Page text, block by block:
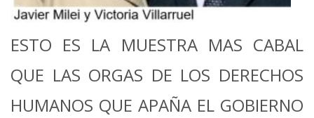
ESTO ES LA MUESTRA MAS CABAL
QUE LAS ORGAS DE LOS DERECHOS
HUMANOS QUE APAÑA EL GOBIERNO